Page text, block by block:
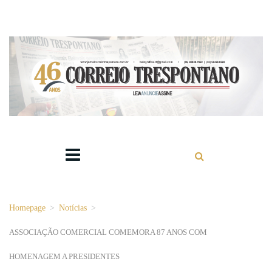
Homepage > Notícias >
ASSOCIAÇÃO COMERCIAL COMEMORA 87 ANOS COM
HOMENAGEM A PRESIDENTES